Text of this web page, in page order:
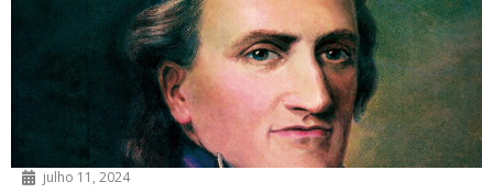
julho 11, 2024